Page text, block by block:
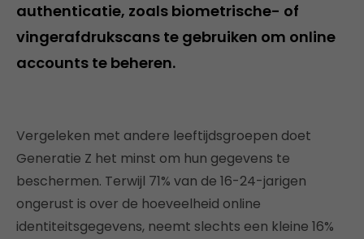
authenticatie, zoals biometrische- of
vingerafdrukscans te gebruiken om online
accounts te beheren.
Vergeleken met andere leeftijdsgroepen doet
Generatie Z het minst om hun gegevens te
beschermen. Terwijl 71% van de 16-24-jarigen
ongerust is over de hoeveelheid online
identiteitsgegevens, neemt slechts een kleine 16%